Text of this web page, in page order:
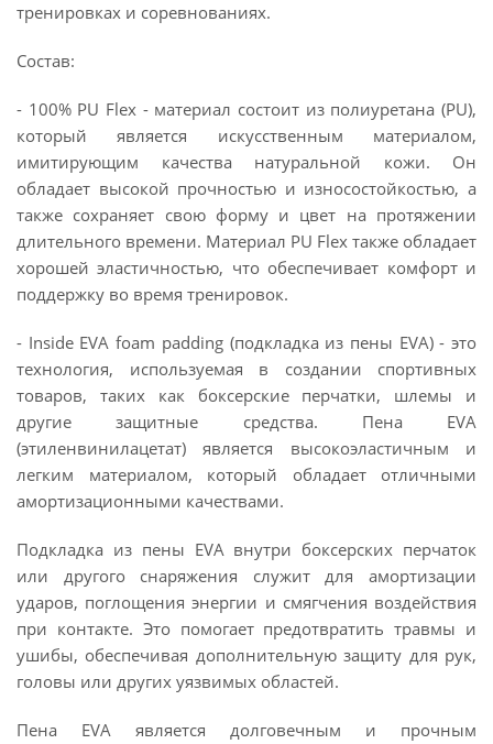
тренировках и соревнованиях.
Состав:
- 100% PU Flex - материал состоит из полиуретана (PU),
который является искусственным материалом,
имитирующим качества натуральной кожи. Он
обладает высокой прочностью и износостойкостью, а
также сохраняет свою форму и цвет на протяжении
длительного времени. Материал PU Flex также обладает
хорошей эластичностью, что обеспечивает комфорт и
поддержку во время тренировок.
- Inside EVA foam padding (подкладка из пены EVA) - это
технология, используемая в создании спортивных
товаров, таких как боксерские перчатки, шлемы и
другие защитные средства. Пена EVA
(этиленвинилацетат) является высокоэластичным и
легким материалом, который обладает отличными
амортизационными качествами.
Подкладка из пены EVA внутри боксерских перчаток
или другого снаряжения служит для амортизации
ударов, поглощения энергии и смягчения воздействия
при контакте. Это помогает предотвратить травмы и
ушибы, обеспечивая дополнительную защиту для рук,
головы или других уязвимых областей.
Пена EVA является долговечным и прочным